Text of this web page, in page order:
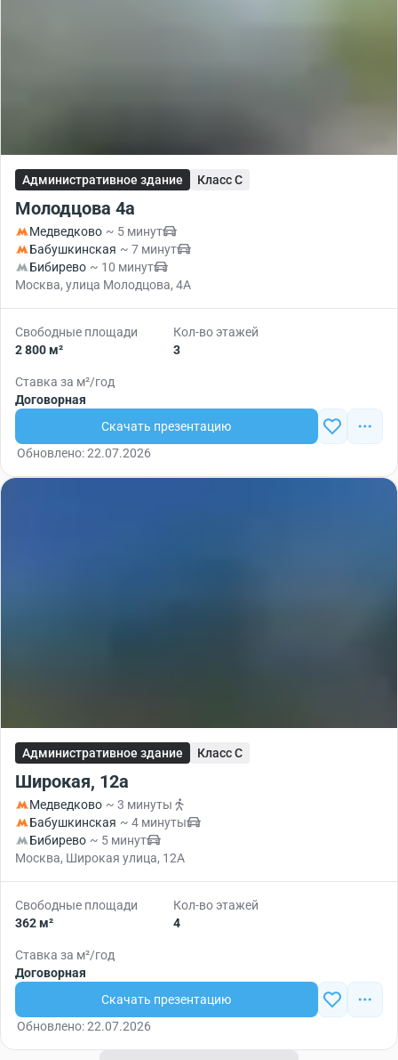
Административное здание Класс C
Молодцова 4а
Медведково ~ 5 минут
Бабушкинская ~ 7 минут
Бибирево ~ 10 минут
Москва, улица Молодцова, 4А
Свободные площади
2 800 м²
Кол-во этажей
3
Ставка за м²/год
Договорная
Скачать презентацию
Обновлено: 22.07.2026
Административное здание Класс C
Широкая, 12а
Медведково ~ 3 минуты
Бабушкинская ~ 4 минуты
Бибирево ~ 5 минут
Москва, Широкая улица, 12А
Свободные площади
362 м²
Кол-во этажей
4
Ставка за м²/год
Договорная
Скачать презентацию
Обновлено: 22.07.2026